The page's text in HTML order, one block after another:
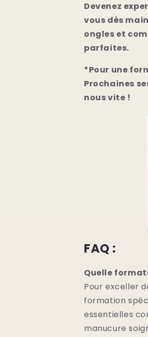
Devenez
vous dès
ongles et
parfaites.
*Pour une
Prochaines
nous vite !
FAQ :
Quelle
Pour exceller
formation
essentielles
manucure